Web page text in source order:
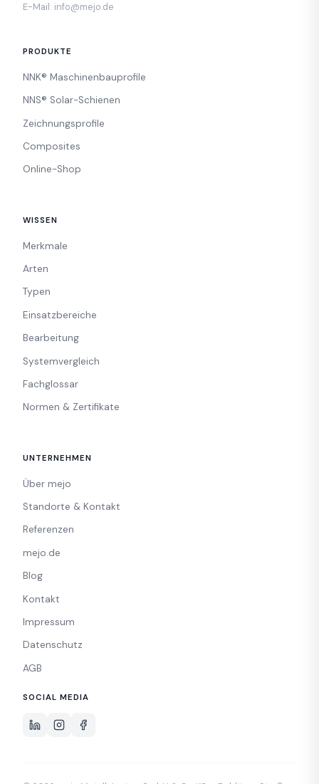
E-Mail: info@mejo.de
PRODUKTE
NNK® Maschinenbauprofile
NNS® Solar-Schienen
Zeichnungsprofile
Composites
Online-Shop
WISSEN
Merkmale
Arten
Typen
Einsatzbereiche
Bearbeitung
Systemvergleich
Fachglossar
Normen & Zertifikate
UNTERNEHMEN
Über mejo
Standorte & Kontakt
Referenzen
mejo.de
Blog
Kontakt
Impressum
Datenschutz
AGB
SOCIAL MEDIA